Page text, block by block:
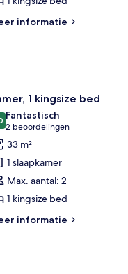
informatie
ramen.
8 1 kingsize bed
van 10
Fantastisch
2 beoordelingen
(2
beoordelingen)
33 m²
1 slaapkamer
Max. aantal: 2
1 kingsize bed
informatie